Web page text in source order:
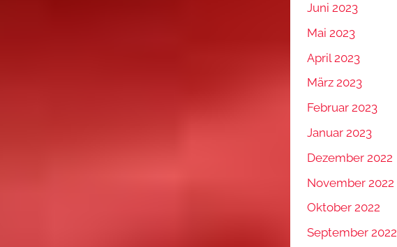
Juni 2023
Mai 2023
April 2023
März 2023
Februar 2023
Januar 2023
Dezember 2022
November 2022
Oktober 2022
September 2022